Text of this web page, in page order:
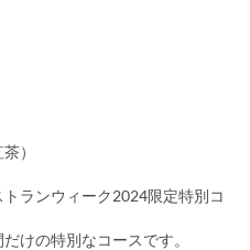
）
トランウィーク2024限定特別コ
けの特別なコースです。